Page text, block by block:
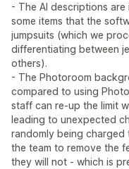
- The AI descriptions
some items that the
jumpsuits (which we
differentiating between
others).
- The Photoroom
compared to using
staff can re-up the limit
leading to unexpected
randomly being
the team to remove the
they will not - which is